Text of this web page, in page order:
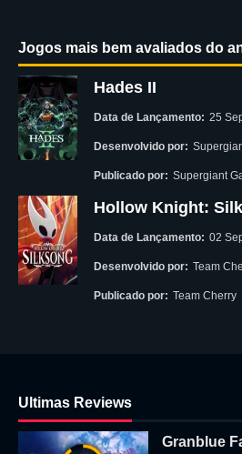
Jogos mais bem avaliados do
Hades II
Data de Lançamento: 25
Desenvolvido por:
Publicado por: Supergiant
Hollow Knight:
Data de Lançamento: 02
Desenvolvido por: Team
Publicado por: Team Cherry
Ultimas Reviews
Granblue